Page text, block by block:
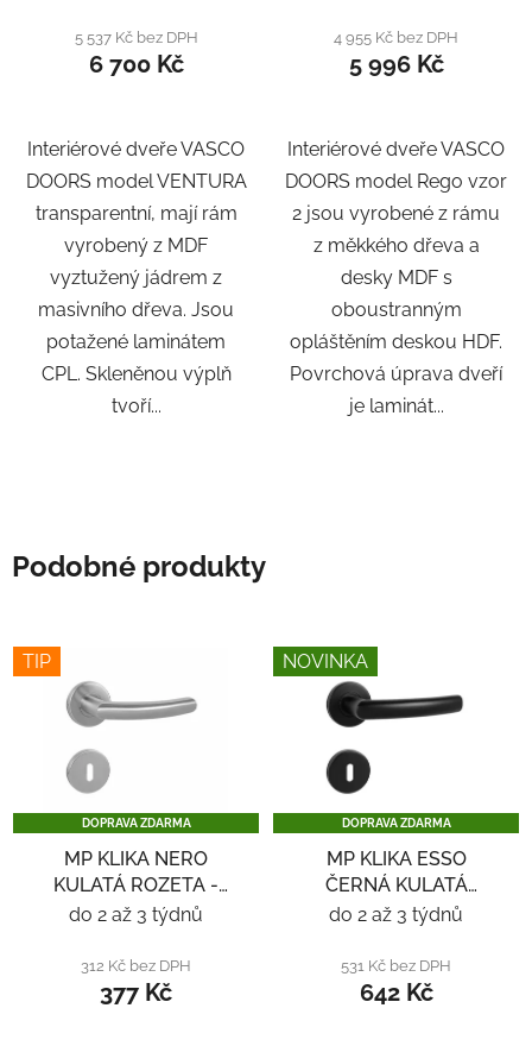
5 537 Kč bez DPH
6 700 Kč
Interiérové dveře VASCO
DOORS model VENTURA
transparentní, mají rám
vyrobený z MDF
vyztužený jádrem z
masivního dřeva. Jsou
potažené laminátem
CPL. Skleněnou výplň
tvoří...
4 955 Kč bez DPH
5 996 Kč
Interiérové dveře VASCO
DOORS model Rego vzor
2 jsou vyrobené z rámu
z měkkého dřeva a
desky MDF s
oboustranným
opláštěním deskou HDF.
Povrchová úprava dveří
je laminát...
Podobné produkty
TIP
DOPRAVA ZDARMA
MP KLIKA NERO
KULATÁ ROZETA -
NEREZ
do 2 až 3 týdnů
312 Kč bez DPH
377 Kč
NOVINKA
DOPRAVA ZDARMA
MP KLIKA ESSO
ČERNÁ KULATÁ
ROZETA - ČERNÁ
do 2 až 3 týdnů
531 Kč bez DPH
642 Kč